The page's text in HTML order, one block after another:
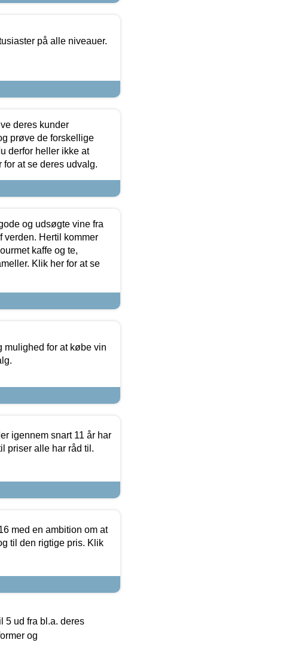
på alle niveauer.
deres kunder
prøve de forskellige
derfor heller ikke at
at se deres udvalg.
og udsøgte vine fra
verden. Hertil kommer
kaffe og te,
Klik her for at se
mulighed for at købe vin
igennem snart 11 år har
priser alle har råd til.
med en ambition om at
til den rigtige pris. Klik
5 ud fra bl.a. deres
og